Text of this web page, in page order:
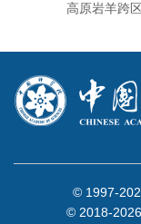
高原岩羊跨
© 1997-
© 2018-